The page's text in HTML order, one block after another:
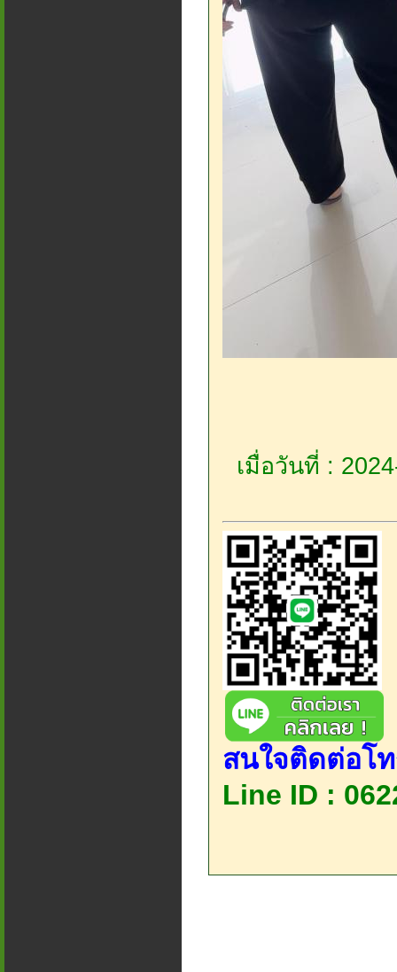
เมื่อวันที่ :
สนใจติดต่อโ
Line ID :